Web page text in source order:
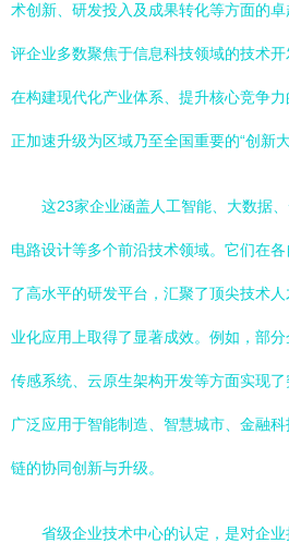
术创新、研发投入及成果转化等方面的
评企业多数聚焦于信息科技领域的技术
在构建现代化产业体系、提升核心竞争力
正加速升级为区域乃至全国重要的“创新大
这23家企业涵盖人工智能、大数据
电路设计等多个前沿技术领域。它们在
了高水平的研发平台，汇聚了顶尖技术
业化应用上取得了显著成效。例如，部
传感系统、云原生架构开发等方面实现
广泛应用于智能制造、智慧城市、金融
链的协同创新与升级。
省级企业技术中心的认定，是对企